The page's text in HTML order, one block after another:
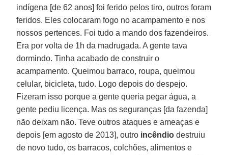
indígena [de 62 anos] foi ferido pelos tiro, outros foram
feridos. Eles colocaram fogo no acampamento e nos
nossos pertences. Foi tudo a mando dos fazendeiros.
Era por volta de 1h da madrugada. A gente tava
dormindo. Tinha acabado de construir o
acampamento. Queimou barraco, roupa, queimou
celular, bicicleta, tudo. Logo depois do despejo.
Fizeram isso porque a gente queria pegar água, a
gente pediu licença. Mas os seguranças [da fazenda]
não deixam não. Teve outros ataques e ameaças e
depois [em agosto de 2013], outro incêndio destruiu
de novo tudo, os barracos, colchões, alimentos e